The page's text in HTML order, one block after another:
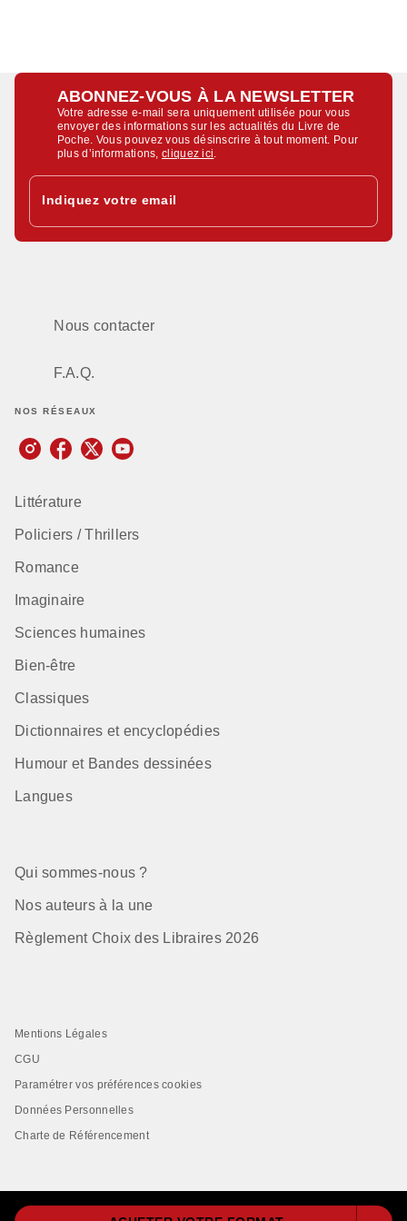
ABONNEZ-VOUS À LA NEWSLETTER
Votre adresse e-mail sera uniquement utilisée pour vous
envoyer des informations sur les actualités du Livre de
Poche. Vous pouvez vous désinscrire à tout moment. Pour
plus d’informations,cliquez ici
Indiquez votre email
Nous contacter
F.A.Q.
NOS RÉSEAUX
Littérature
Policiers / Thrillers
Romance
Imaginaire
Sciences humaines
Bien-être
Classiques
Dictionnaires et encyclopédies
Humour et Bandes dessinées
Langues
Qui sommes-nous ?
Nos auteurs à la une
Règlement Choix des Libraires 2026
Mentions Légales
CGU
Paramétrer vos préférences cookies
Données Personnelles
Charte de Référencement